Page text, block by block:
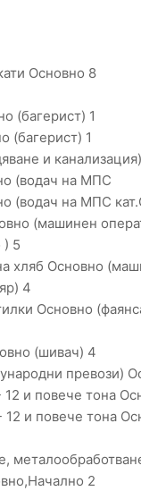
Основно 8
(багерист) 1
(багерист) 1
и
(водач на МПС
(водач на МПС
(машинен
) 5
хляб Основно
4
Основно
(шивач) 4
превози)
и повече тона
и повече тона
2